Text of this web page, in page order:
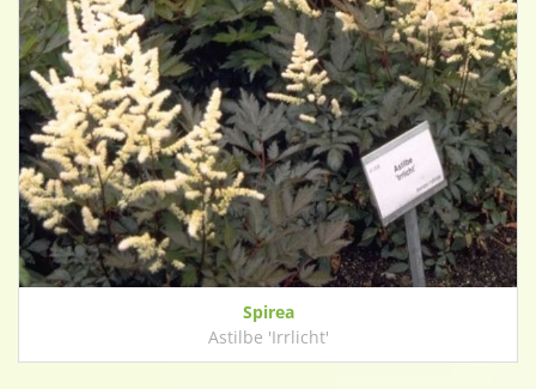
Spirea
Astilbe 'Irrlicht'